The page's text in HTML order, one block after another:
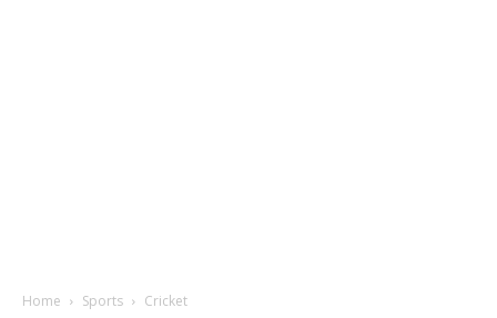
Home Sports Cricket